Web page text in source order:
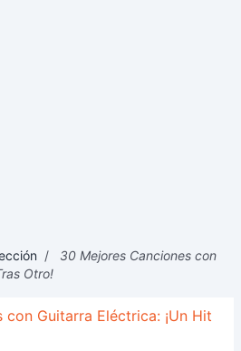
/
30 Mejores Canciones con
Otro!
Guitarra Eléctrica: ¡Un Hit